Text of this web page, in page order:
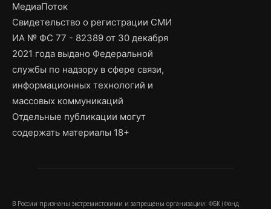
МедиаПоток
Свидетельство о регистрации СМИ
ИА № ФС 77 - 82389 от 30 декабря
2021 года выдано Федеральной
службы по надзору в сфере связи,
информационных технологий и
массовых коммуникаций
Отдельные публикации могут
содержать материалы 18+
В России признаны экстремистскими и запрещены организации: ФБК (Фонд